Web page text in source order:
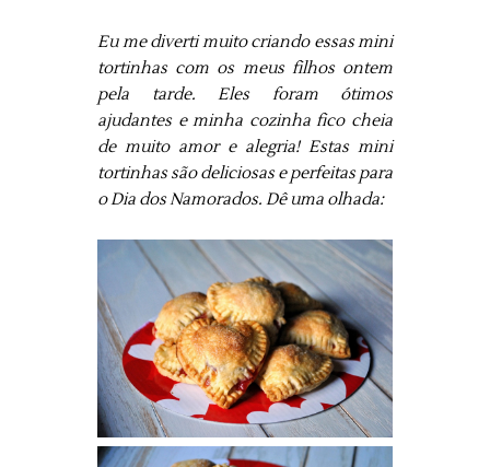
Eu me diverti muito criando essas mini
tortinhas com os meus filhos ontem
pela tarde. Eles foram ótimos
ajudantes e minha cozinha fico cheia
de muito amor e alegria! Estas mini
tortinhas são deliciosas e perfeitas para
o Dia dos Namorados. Dê uma olhada: